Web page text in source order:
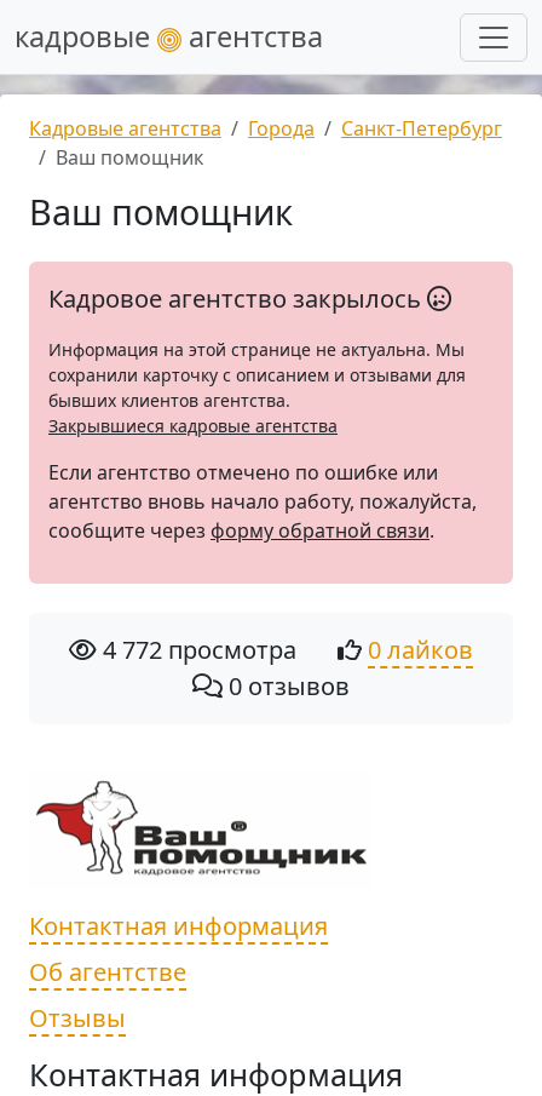
кадровые агентства
Кадровые агентства Города
Санкт-Петербург
Ваш помощник
Ваш помощник
Кадровое агентство закрылось
Информация на этой странице не актуальна. Мы
сохранили карточку с описанием и отзывами для
бывших клиентов агентства.
Закрывшиеся кадровые агентства
Если агентство отмечено по ошибке или
агентство вновь начало работу, пожалуйста,
сообщите через форму обратной связи.
4 772 просмотра
0 лайков
0 отзывов
Контактная информация
Об агентстве
Отзывы
Контактная информация